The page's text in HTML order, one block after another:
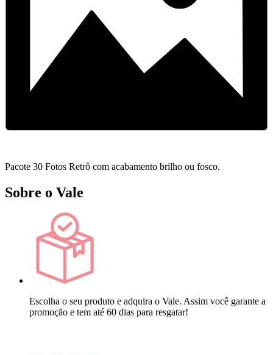
Pacote 30 Fotos Retrô com acabamento brilho ou fosco.
Sobre o Vale
Escolha o seu produto e adquira o Vale. Assim você garante a
promoção e tem até 60 dias para resgatar!